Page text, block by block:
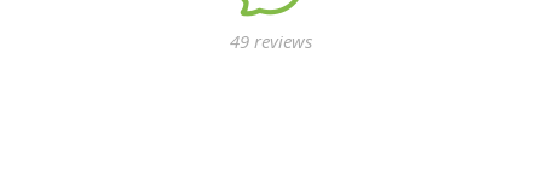
49 reviews